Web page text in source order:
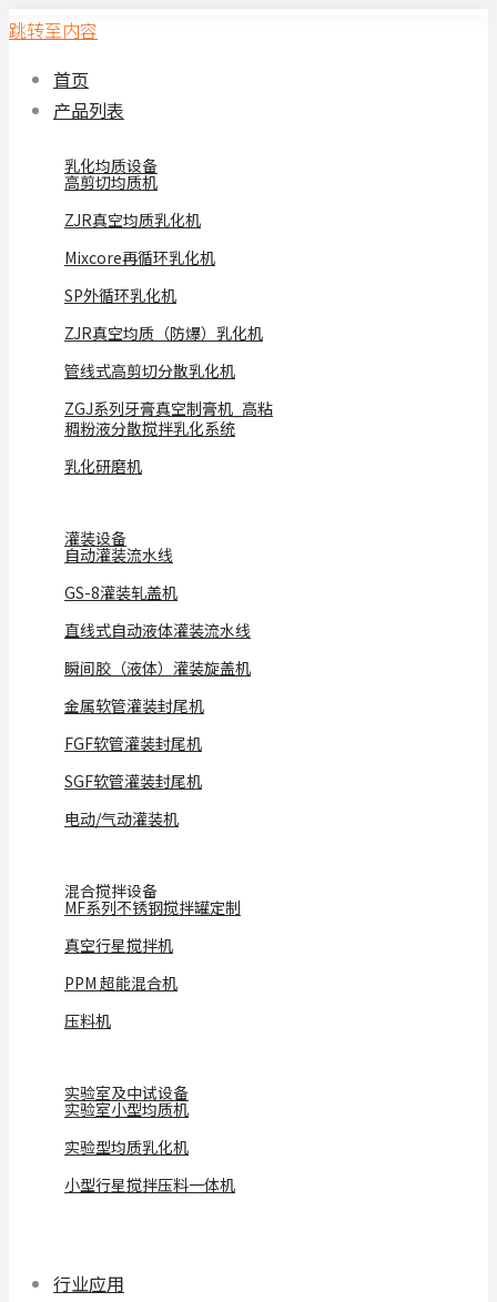
跳转至内容
首页
产品列表
乳化均质设备
高剪切均质机
ZJR真空均质乳化机
Mixcore再循环乳化机
SP外循环乳化机
ZJR真空均质（防爆）乳化机
管线式高剪切分散乳化机
ZGJ系列牙膏真空制膏机_高粘
稠粉液分散搅拌乳化系统
乳化研磨机
灌装设备
自动灌装流水线
GS-8灌装轧盖机
直线式自动液体灌装流水线
瞬间胶（液体）灌装旋盖机
金属软管灌装封尾机
FGF软管灌装封尾机
SGF软管灌装封尾机
电动/气动灌装机
混合搅拌设备
MF系列不锈钢搅拌罐定制
真空行星搅拌机
PPM 超能混合机
压料机
实验室及中试设备
实验室小型均质机
实验型均质乳化机
小型行星搅拌压料一体机
行业应用